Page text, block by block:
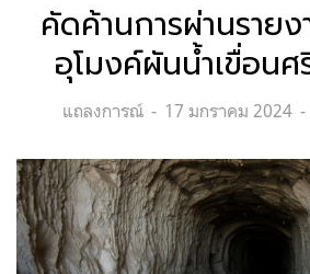
คัดค้านการผ่านรายง
อุโมงค์ผันน้ำเขื่อน
Categories:
แถลงการณ์
Posted
17 มกราคม 2024